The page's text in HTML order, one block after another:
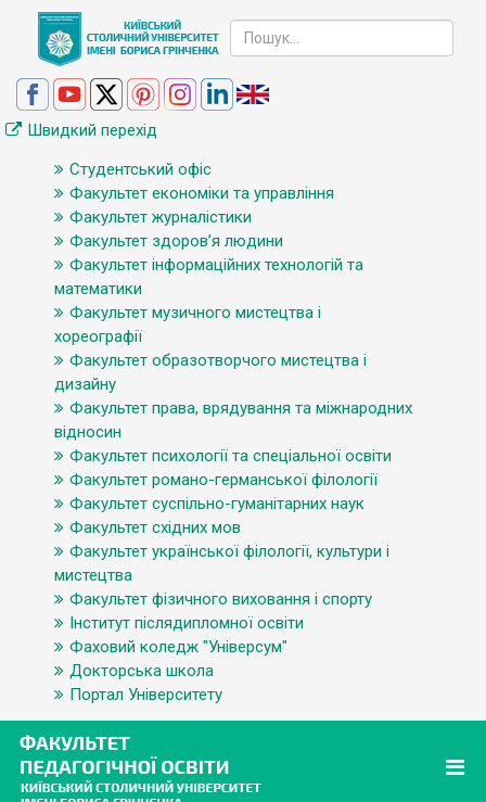
Швидкий перехід
Студентський офіс
Факультет економіки та управління
Факультет журналістики
Факультет здоров’я людини
Факультет інформаційних технологій та
математики
Факультет музичного мистецтва і
хореографії
Факультет образотворчого мистецтва і
дизайну
Факультет права, врядування та міжнародних
відносин
Факультет психології та спеціальної освіти
Факультет романо-германської філології
Факультет суспільно-гуманітарних наук
Факультет східних мов
Факультет української філології, культури і
мистецтва
Факультет фізичного виховання і спорту
Інститут післядипломної освіти
Фаховий коледж "Універсум"
Докторська школа
Портал Університету